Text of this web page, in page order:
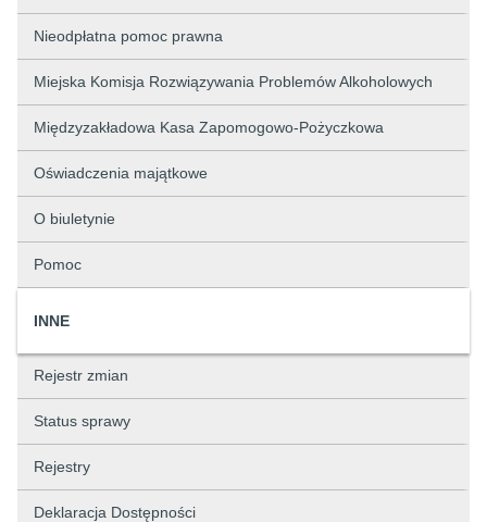
Nieodpłatna pomoc prawna
Miejska Komisja Rozwiązywania Problemów Alkoholowych
Międzyzakładowa Kasa Zapomogowo-Pożyczkowa
Oświadczenia majątkowe
O biuletynie
Pomoc
INNE
Rejestr zmian
Status sprawy
Rejestry
Deklaracja Dostępności